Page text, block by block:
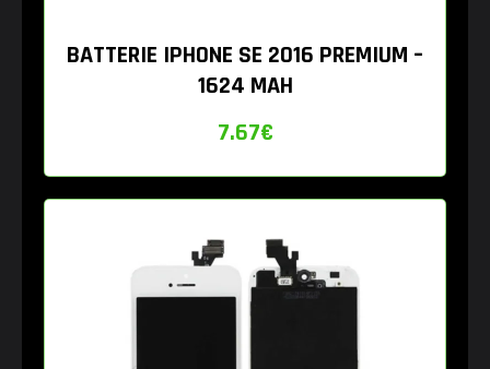
BATTERIE IPHONE SE 2016 PREMIUM –
1624 MAH
7.67€